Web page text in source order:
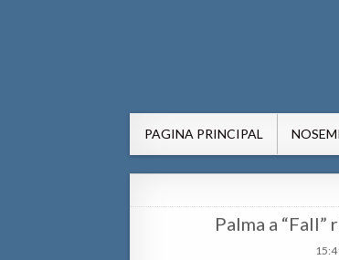
PAGINA PRINCIPAL
Palma a